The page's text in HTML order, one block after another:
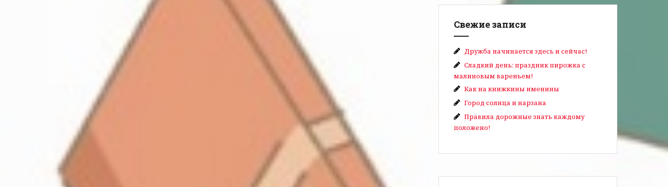
Свежие записи
Дружба начинается здесь и сейчас!
Сладкий день: праздник пирожка с
малиновым вареньем!
Как на книжкины именины
Город солнца и нарзана
Правила дорожные знать каждому
положено!